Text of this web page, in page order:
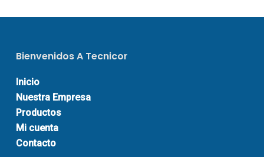
Bienvenidos A Tecnicor
Inicio
Nuestra Empresa
Productos
Mi cuenta
Contacto